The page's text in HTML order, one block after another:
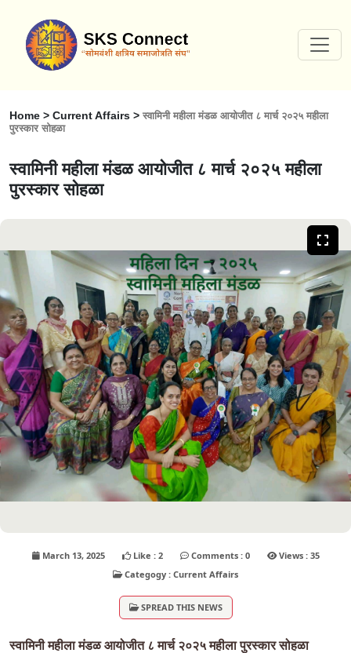
Home > Current Affairs > स्वामिनी महीला मंडळ आयोजीत ८ मार्च २०२५ महीला
पुरस्कार सोहळा
स्वामिनी महीला मंडळ आयोजीत ८ मार्च २०२५ महीला
पुरस्कार सोहळा
March 13, 2025 Like : 2 Comments : 0
Views : 35
Categogy : Current Affairs
SPREAD THIS NEWS
स्वामिनी महीला मंडळ आयोजीत ८ मार्च २०२५ महीला पुरस्कार सोहळा